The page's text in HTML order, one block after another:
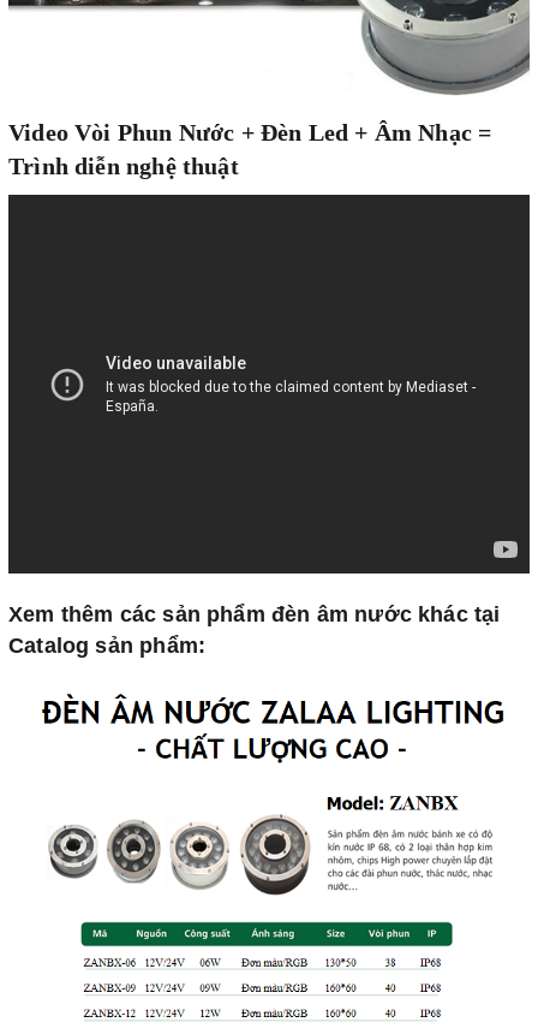
Video Vòi Phun Nước + Đèn Led + Âm Nhạc =
Trình diễn nghệ thuật
Xem thêm các sản phẩm đèn âm nước khác tại
Catalog sản phẩm: